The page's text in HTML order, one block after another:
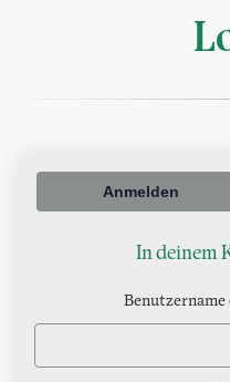
Anmelden
In deinem
Benutzername